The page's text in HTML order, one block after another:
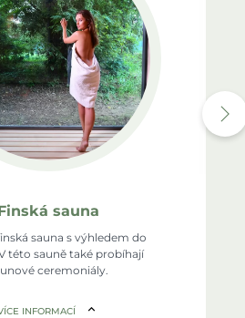
sauna
sauna s výhledem do
této sauně také probíhají
ceremoniály.
INFORMACÍ